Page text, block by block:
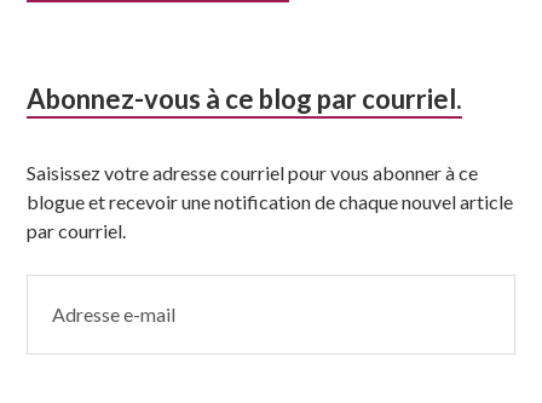
Abonnez-vous à ce blog par courriel.
Saisissez votre adresse courriel pour vous abonner à ce
blogue et recevoir une notification de chaque nouvel article
par courriel.